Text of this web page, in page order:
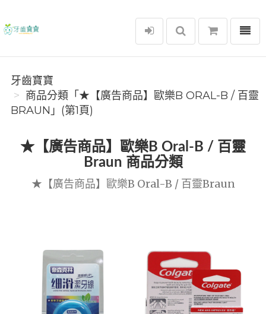
牙齒寶寶
選單
牙齒寶寶
商品分類「★【廣告商品】歐樂B ORAL-B / 百靈
BRAUN」(第1頁)
★【廣告商品】歐樂B Oral-B / 百靈
Braun 商品分類
★【廣告商品】歐樂B Oral-B / 百靈Braun